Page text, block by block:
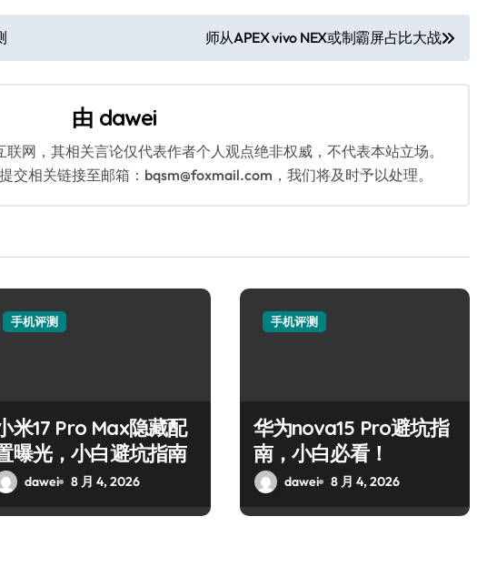
师从APEX vivo NEX或制霸屏占比大战
由 dawei
联网，其相关言论仅代表作者个人观点绝非权威，不代表本站立场。
交相关链接至邮箱：bqsm@foxmail.com，我们将及时予以处理。
手机评测
米17 Pro Max隐藏配
曝光，小白避坑指南
dawei 8 月 4, 2026
手机评测
华为nova15 Pro避坑指
南，小白必看！
dawei 8 月 4, 2026